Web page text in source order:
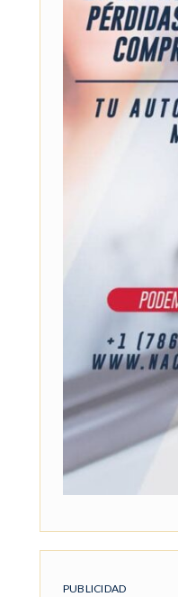
PUBLICIDAD